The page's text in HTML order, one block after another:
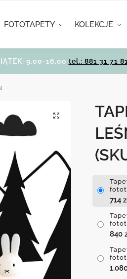
FOTOTAPETY KOLEKCJE
9.00-16.00 tel.: 881 31 71 81
714
840